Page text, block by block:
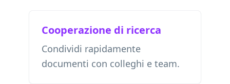
Cooperazione di ricerca
Condividi rapidamente
documenti con colleghi e team.